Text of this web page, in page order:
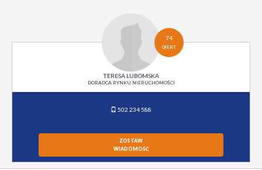
74
OFERT
TERESA LUBOMSKA
DORADCA RYNKU NIERUCHOMOŚCI
502 234 588
ZOSTAW
WIADOMOŚĆ